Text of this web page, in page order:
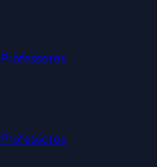
Professores
Professores